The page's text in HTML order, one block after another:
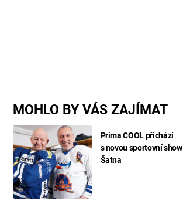
MOHLO BY VÁS ZAJÍMAT
Prima COOL přichází
s novou sportovní show
Šatna